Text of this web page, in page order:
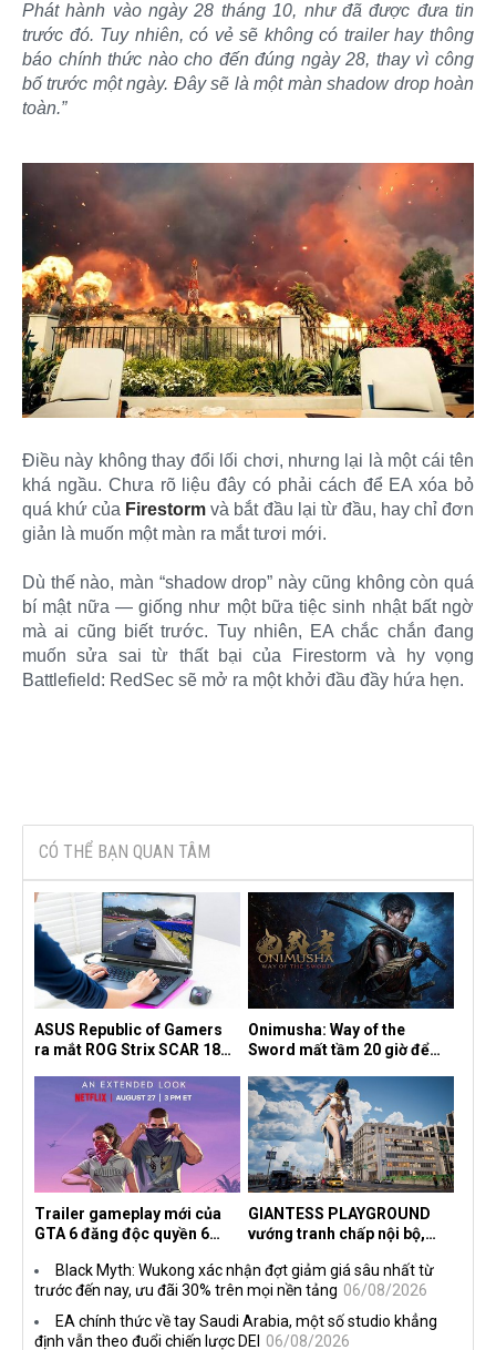
Phát hành vào ngày 28 tháng 10, như đã được đưa tin
trước đó. Tuy nhiên, có vẻ sẽ không có trailer hay thông
báo chính thức nào cho đến đúng ngày 28, thay vì công
bố trước một ngày. Đây sẽ là một màn shadow drop hoàn
toàn.”
Điều này không thay đổi lối chơi, nhưng lại là một cái tên
khá ngầu. Chưa rõ liệu đây có phải cách để EA xóa bỏ
quá khứ của Firestorm và bắt đầu lại từ đầu, hay chỉ đơn
giản là muốn một màn ra mắt tươi mới.
Dù thế nào, màn “shadow drop” này cũng không còn quá
bí mật nữa — giống như một bữa tiệc sinh nhật bất ngờ
mà ai cũng biết trước. Tuy nhiên, EA chắc chắn đang
muốn sửa sai từ thất bại của Firestorm và hy vọng
Battlefield: RedSec sẽ mở ra một khởi đầu đầy hứa hẹn.
CÓ THỂ BẠN QUAN TÂM
ASUS Republic of Gamers
ra mắt ROG Strix SCAR 18
Onimusha: Way of the
Sword mất tầm 20 giờ để
dành cho newbie và lão làng
Trailer gameplay mới của
GTA 6 đăng độc quyền 6
đang quá tham?
GIANTESS PLAYGROUND
vướng tranh chấp nội bộ,
ngầm chiếm đoạt doanh thu
Black Myth: Wukong xác nhận đợt giảm giá sâu nhất từ
trước đến nay, ưu đãi 30% trên mọi nền tảng 06/08/2026
EA chính thức về tay Saudi Arabia, một số studio khẳng
định vẫn theo đuổi chiến lược DEI
06/08/2026